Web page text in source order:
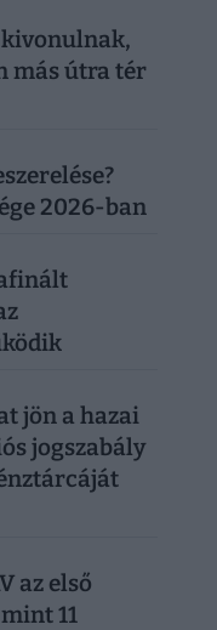
kivonulnak,
más útra tér
2026-ban
jön a hazai
jogszabály
az első
11